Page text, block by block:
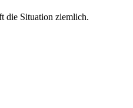
die Situation ziemlich.